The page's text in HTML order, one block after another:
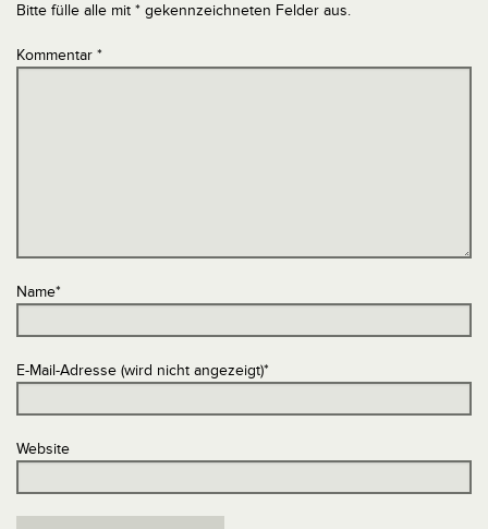
Bitte fülle alle mit * gekennzeichneten Felder aus.
Kommentar *
Name*
E-Mail-Adresse (wird nicht angezeigt)*
Website